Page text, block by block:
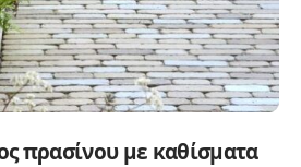
πρασίνου με καθίσματα